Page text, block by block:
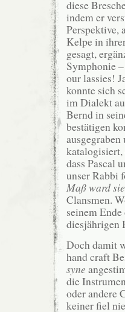
diese
indem er
Perspektive,
Kelpe in
gesagt,
Symphonie
our lassies!
konnte sich
im Dialekt
Bernd in
bestätigen
katalogisiert,
dass Pascal
unser Rabbi
Maß ward
Clansmen.
seinem
diesjährigen
Doch damit
hand craft
syne
die
oder andere
keiner fiel